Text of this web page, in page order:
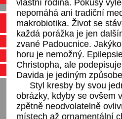
vlastní rodina. Pokusy
nepomáhá ani tradiční
makrobiotika. Život se
každá porážka je jen
zvané Padoucnice.
horu je nemožný.
Christopha, ale
Davida je jediným
Styl kresby by svou
obrázky, kdyby se ovšem
zpětně neodvolatelně
místech až ornamentální